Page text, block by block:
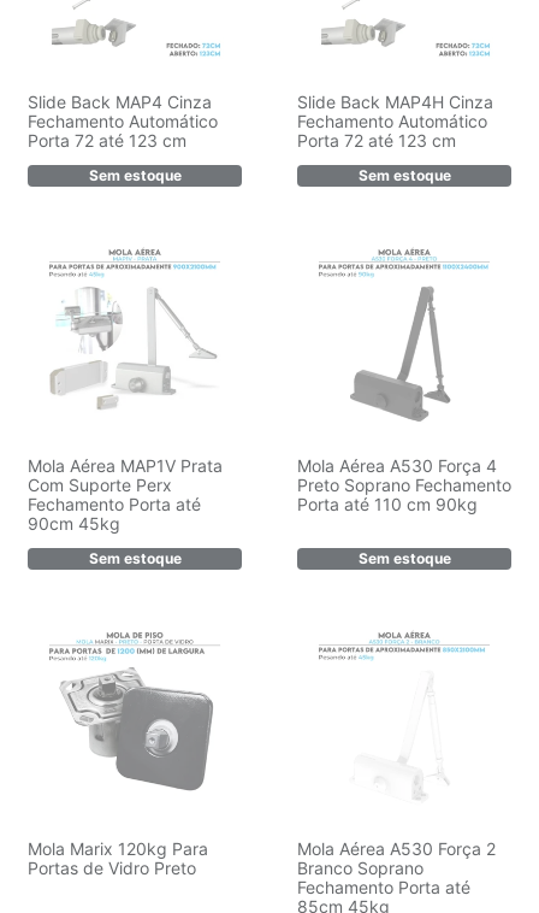
Slide Back MAP4 Cinza
Fechamento Automático
Porta 72 até 123 cm
Sem estoque
Slide Back MAP4H Cinza
Fechamento Automático
Porta 72 até 123 cm
Sem estoque
Mola Aérea MAP1V Prata
Com Suporte Perx
Fechamento Porta até
90cm 45kg
Sem estoque
Mola Aérea A530 Força 4
Preto Soprano Fechamento
Porta até 110 cm 90kg
Sem estoque
Mola Marix 120kg Para
Portas de Vidro Preto
Mola Aérea A530 Força 2
Branco Soprano
Fechamento Porta até
85cm 45kg